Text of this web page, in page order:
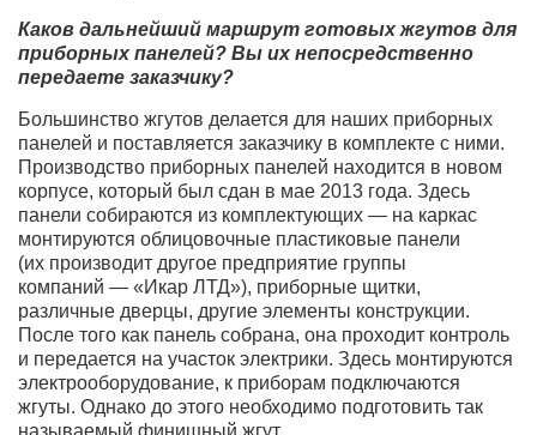
Каков дальнейший маршрут готовых жгутов для
приборных панелей? Вы их непосредственно
передаете заказчику?
Большинство жгутов делается для наших приборных
панелей и поставляется заказчику в комплекте с ними.
Производство приборных панелей находится в новом
корпусе, который был сдан в мае 2013 года. Здесь
панели собираются из комплектующих — на каркас
монтируются облицовочные пластиковые панели
(их производит другое предприятие группы
компаний — «Икар ЛТД»), приборные щитки,
различные дверцы, другие элементы конструкции.
После того как панель собрана, она проходит контроль
и передается на участок электрики. Здесь монтируются
электрооборудование, к приборам подключаются
жгуты. Однако до этого необходимо подготовить так